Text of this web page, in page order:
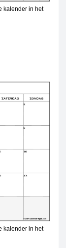
kalender in het
kalender in het